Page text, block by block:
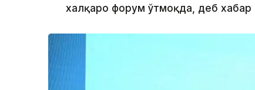
халқаро форум ўтмоқда, деб хабар